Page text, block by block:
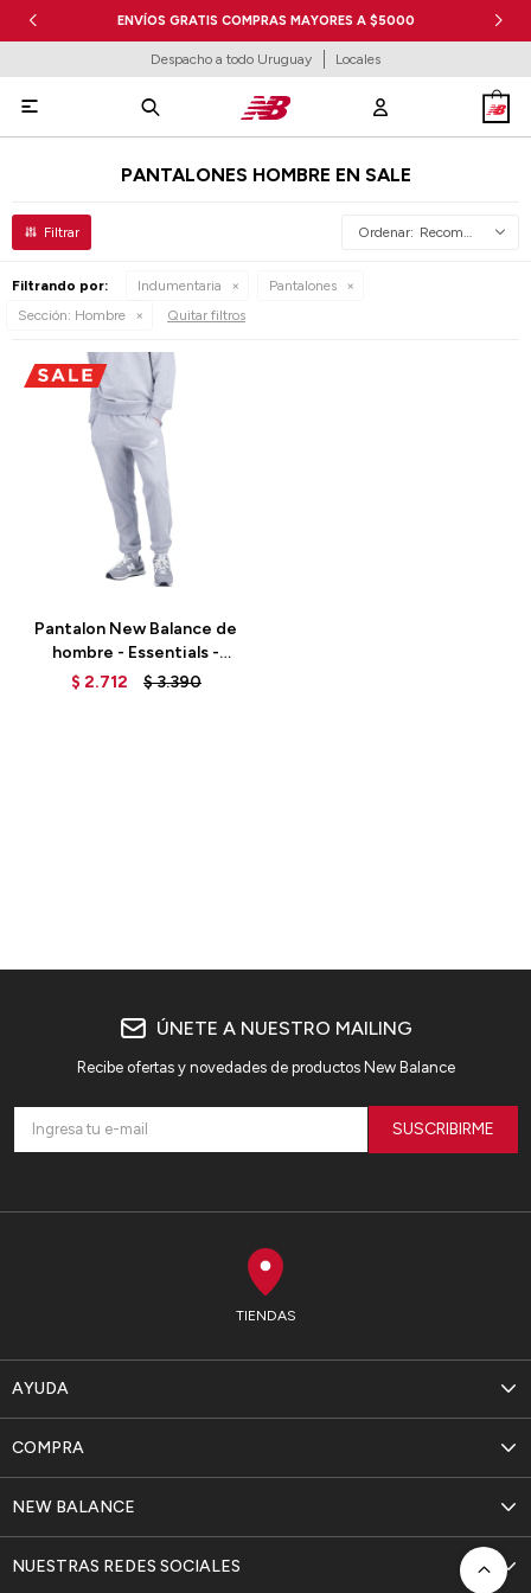
ENVÍOS GRATIS COMPRAS MAYORES A $5000
Despacho a todo Uruguay Locales

PANTALONES HOMBRE EN SALE
Recomendados
Filtrando por: Indumentaria
Pantalones
Sección: Hombre Quitar filtros
Pantalon New Balance de
hombre - Essentials -
MP31539AG - GREY
$ 2.712 $3.390
TIENDAS
AYUDA
NEW BALANCE
COMPRA
NUESTRAS REDES SOCIALES
ÚNETE A NUESTRO MAILING
Recibe ofertas y novedades de productos New Balance
SUSCRIBIRME